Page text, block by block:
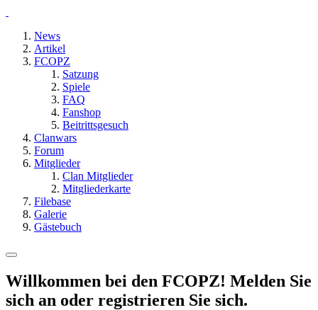
News
Artikel
FCOPZ
Satzung
Spiele
FAQ
Fanshop
Beitrittsgesuch
Clanwars
Forum
Mitglieder
Clan Mitglieder
Mitgliederkarte
Filebase
Galerie
Gästebuch
Willkommen bei den FCOPZ! Melden Sie
sich an oder registrieren Sie sich.